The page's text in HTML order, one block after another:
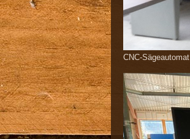
CNC-Sägeautomat